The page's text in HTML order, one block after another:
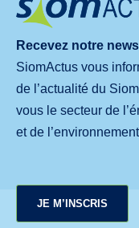
Recevez notre
SiomActus vous
de l’actualité du
vous le secteur de
et de
JE M’INSCRIS